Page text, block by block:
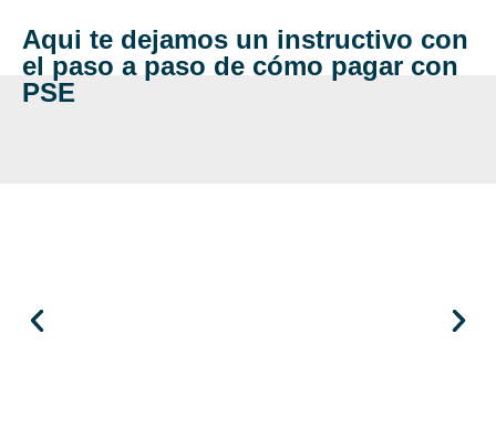
Aqui te dejamos un instructivo con
el paso a paso de cómo pagar con
PSE